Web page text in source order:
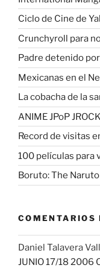
Ciclo de Cine de
Crunchyroll para
Padre detenido
Mexicanas en el
La cobacha de la
ANIME JPoP
Record de visitas
100 películas para
Boruto: The
COMENTARIOS
Daniel Talavera
JUNIO 17/18 2006